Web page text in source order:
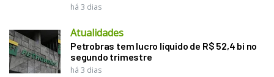
há 3 dias
Atualidades
Petrobras tem lucro líquido de R$ 52,4 bi no
segundo trimestre
há 3 dias